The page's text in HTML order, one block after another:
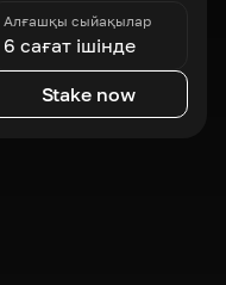
Алғашқы сыйақылар
6 сағат ішінде
Stake now